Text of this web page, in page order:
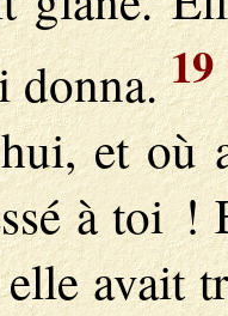
donna.19
et
à toi
avait